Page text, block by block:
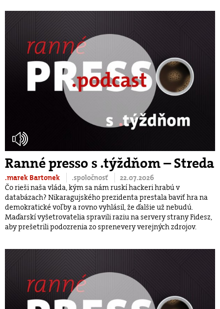
Ranné presso s .týždňom – Streda
.marek Bartonek .spoločnosť
22.07.2026
Čo rieši naša vláda, kým sa nám ruskí hackeri hrabú v
databázach? Nikaragujského prezidenta prestala baviť hra na
demokratické voľby a rovno vyhlásil, že ďalšie už nebudú.
Maďarskí vyšetrovatelia spravili raziu na servery strany Fidesz,
aby prešetrili podozrenia zo sprenevery verejných zdrojov.